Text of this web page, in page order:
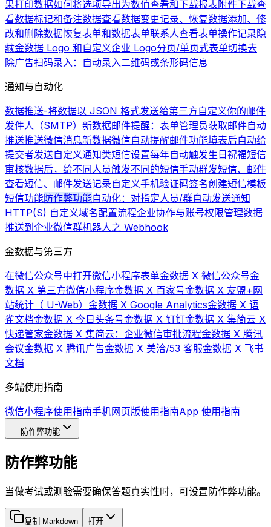
果打印数据如何将选项导出为数值查看和下载报表附件下载查
看数据标记和备注数据查看数据变更记录、恢复数据添加、修
改和删除数据恢复表单和数据表单联系人查看表单操作记录隐
藏金数据 Logo 和自定义企业 Logo分页/单页式表单切换去
除广告扫码录入：自动录入二维码或条形码信息
通知与自动化
数据推送-将数据以 JSON 格式发送给第三方自定义你的邮件
发件人（SMTP） 新数据邮件提醒：表单管理员获取邮件自动
推送推送微信消息新数据微信自动提醒邮件功能填表后自动给
提交者发送自定义通知类短信设置每年自动触发生日祝福短信
审核数据后，给不同人员触发不同的短信手动群发短信、邮件
查看短信、邮件发送记录自定义手机验证码签名创建短信模板
短信功能防作弊功能自动化：对指定人员/群自动发送通知
HTTP(S) 自定义域名配置流程企业协作与账号权限管理数据
推送到企业微信群机器人之 Webhook
金数据与第三方
在微信公众号中打开微信小程序表单金数据 X 微信公众号金
数据 X 第三方微信小程序金数据 X 百家号金数据 X 友盟+网
站统计（ U-Web） 金数据 X Google Analytics金数据 X 语
雀文档金数据 X 今日头条号金数据 X 钉钉金数据 X 集简云 X
快递管家金数据 X 集简云：企业微信审批流程金数据 X 腾讯
会议金数据 X 腾讯广告金数据 X 美洽/53 客服金数据 X 飞书
文档
多端使用指南
微信小程序使用指南手机网页版使用指南App 使用指南
防作弊功能
防作弊功能
当做考试或测验需要确保答题真实性时，可设置防作弊功能。
复制 Markdown 打开